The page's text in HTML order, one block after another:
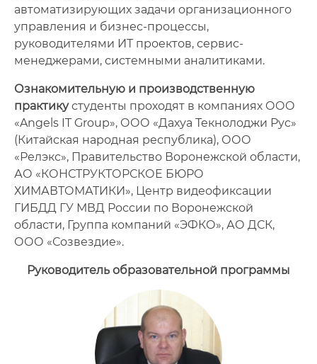
Руководитель образовательной программы
автоматизирующих задачи организационного
управления и бизнес-процессы,
руководителями ИТ проектов, сервис-
менеджерами, системными аналитиками.
Ознакомительную и производственную
практикустуденты проходят в компаниях ООО
«Angels IT Group», ООО «Дахуа Текнолоджи Рус»
(Китайская народная республика), ООО
«Релэкс», Правительство Воронежской области,
АО «КОНСТРУКТОРСКОЕ БЮРО
ХИМАВТОМАТИКИ», Центр видеофиксации
ГИБДД ГУ МВД России по Воронежской
области, Группа компаний «ЭФКО», АО ДСК,
ООО «Созвездие».